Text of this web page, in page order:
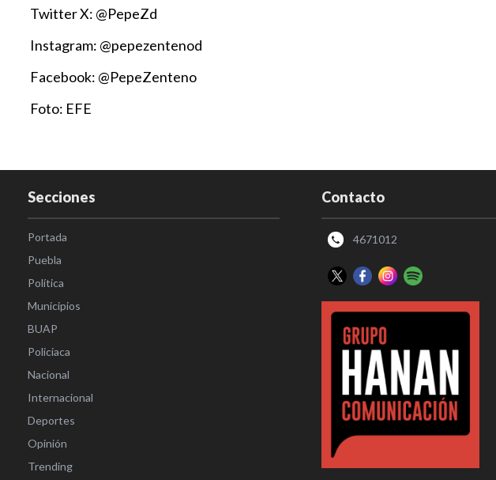
Twitter X: @PepeZd
Instagram: @pepezentenod
Facebook: @PepeZenteno
Foto: EFE
Secciones
Portada
Puebla
Política
Municipios
BUAP
Policiaca
Nacional
Internacional
Deportes
Opinión
Trending
Contacto
4671012